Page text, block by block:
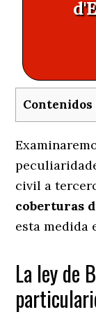
Contenidos
civil a
coberturas
esta medida
La ley de